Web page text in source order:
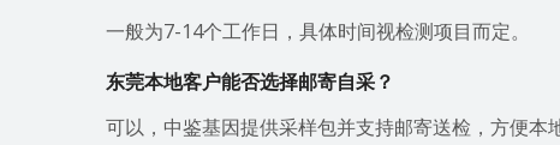
一般为7-14个工作日，具体时间视检测项目而定。
东莞本地客户能否选择邮寄自采？
可以，中鉴基因提供采样包并支持邮寄送检，方便本